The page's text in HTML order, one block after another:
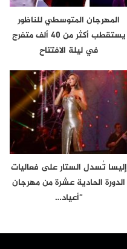
المهرجان المتوسطي للناظور
يستقطب أكثر من 40 ألف متفرج
في ليلة الافتتاح
إليسا تُسدل الستار على فعاليات
الدورة الحادية عشرة من مهرجان
“أعياد…